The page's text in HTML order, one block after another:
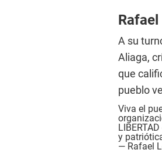
A su
Aliaga,
que
pueblo
Viva el
y
— Rafael